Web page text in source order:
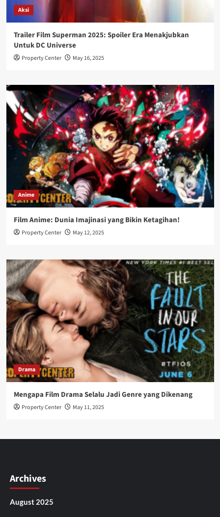
Aksi
Trailer Film Superman 2025: Spoiler Era Menakjubkan
Untuk DC Universe
Property Center May 16, 2025
Anime
Film Anime: Dunia Imajinasi yang Bikin Ketagihan!
Property Center May 12, 2025
Drama
Mengapa Film Drama Selalu Jadi Genre yang Dikenang
Property Center May 11, 2025
Archives
August 2025